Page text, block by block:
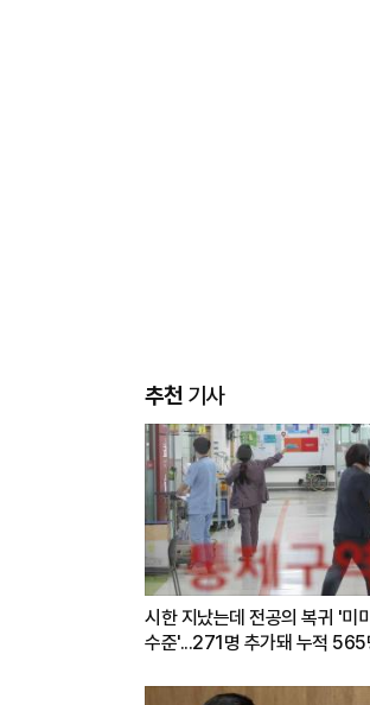
추천기사
시한 지났는데 전공의 복귀 '미
수준'...271명 추가돼 누적 565